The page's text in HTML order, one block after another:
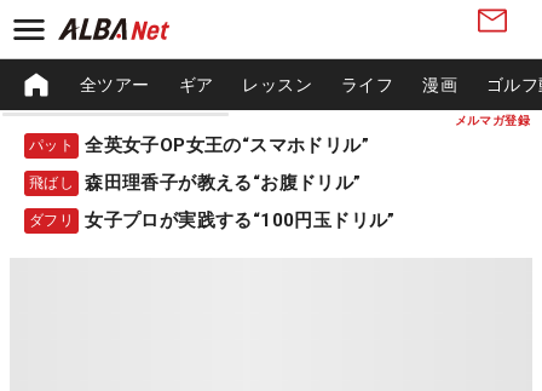
メルマガ登録
全ツアー ギア レッスン ライフ 漫画 ゴル
パット 全英女子OP女王の“スマホドリル”
飛ばし 森田理香子が教える“お腹ドリル”
ダフリ 女子プロが実践する“100円玉ドリル”